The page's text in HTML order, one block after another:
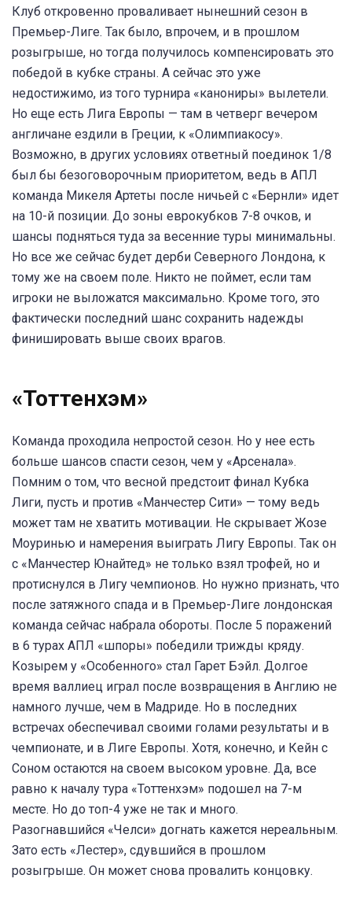
Клуб откровенно проваливает нынешний сезон в
Премьер-Лиге. Так было, впрочем, и в прошлом
розыгрыше, но тогда получилось компенсировать это
победой в кубке страны. А сейчас это уже
недостижимо, из того турнира «канониры» вылетели.
Но еще есть Лига Европы — там в четверг вечером
англичане ездили в Греции, к «Олимпиакосу».
Возможно, в других условиях ответный поединок 1/8
был бы безоговорочным приоритетом, ведь в АПЛ
команда Микеля Артеты после ничьей с «Бернли» идет
на 10-й позиции. До зоны еврокубков 7-8 очков, и
шансы подняться туда за весенние туры минимальны.
Но все же сейчас будет дерби Северного Лондона, к
тому же на своем поле. Никто не поймет, если там
игроки не выложатся максимально. Кроме того, это
фактически последний шанс сохранить надежды
финишировать выше своих врагов.
«Тоттенхэм»
Команда проходила непростой сезон. Но у нее есть
больше шансов спасти сезон, чем у «Арсенала».
Помним о том, что весной предстоит финал Кубка
Лиги, пусть и против «Манчестер Сити» — тому ведь
может там не хватить мотивации. Не скрывает Жозе
Моуринью и намерения выиграть Лигу Европы. Так он
с «Манчестер Юнайтед» не только взял трофей, но и
протиснулся в Лигу чемпионов. Но нужно признать, что
после затяжного спада и в Премьер-Лиге лондонская
команда сейчас набрала обороты. После 5 поражений
в 6 турах АПЛ «шпоры» победили трижды кряду.
Козырем у «Особенного» стал Гарет Бэйл. Долгое
время валлиец играл после возвращения в Англию не
намного лучше, чем в Мадриде. Но в последних
встречах обеспечивал своими голами результаты и в
чемпионате, и в Лиге Европы. Хотя, конечно, и Кейн с
Соном остаются на своем высоком уровне. Да, все
равно к началу тура «Тоттенхэм» подошел на 7-м
месте. Но до топ-4 уже не так и много.
Разогнавшийся «Челси» догнать кажется нереальным.
Зато есть «Лестер», сдувшийся в прошлом
розыгрыше. Он может снова провалить концовку.